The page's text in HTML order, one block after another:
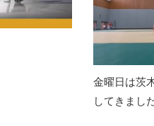
金曜日は茨
してきまし